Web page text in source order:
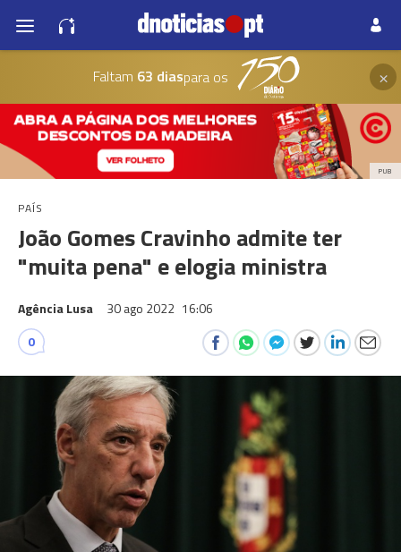
Faltam 63 diaspara os ×
PUB
PAÍS
João Gomes Cravinho admite ter
"muita pena" e elogia ministra
Agência Lusa 30 ago 2022 16:06
0